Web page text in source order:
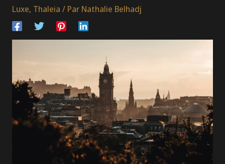
Luxe, Thaleia / Par Nathalie Belhadj